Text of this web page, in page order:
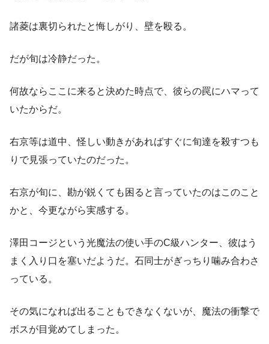
諸菱は裏切られたと悔しがり、壁を殴る。
だが旬は冷静だった。
何故ならここに来ると決めた時点で、彼らの罠にハマって
いたからだ。
右京等は道中、怪しい動きがあればすぐに旬達を殺すつも
りで見張っていたのだった。
右京が旬に、勘が鋭くても困ると言っていたのはこのこと
かと、今更ながら実感する。
澤田コージという光魔法の使い手のC級ハンター、彼はう
まく入り口を塞いだようだ。石同士がぎっちり噛み合わさ
っている。
その気になれば出ることもできなくないが、魔法の衝撃で
ボスが目覚めてしまった。